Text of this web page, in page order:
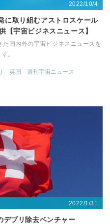
2022/10/4
に取り組むアストロスケール
宇宙ビジネスニュース】
た国内外の宇宙ビジネスニュースを
。
英国 週刊宇宙ニュース
2022/1/31
デブリ除去ベンチャー